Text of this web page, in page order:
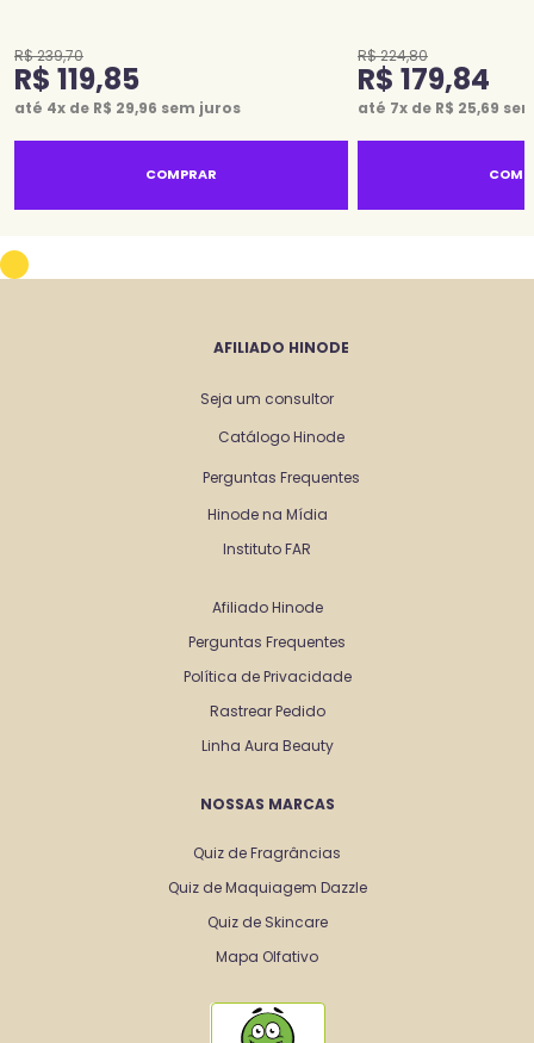
R$239,70
R$ 119,85
até 4x de R$ 29,96 sem juros
COMPRAR
R$224,80
R$ 179,84
até 7x de R$ 25,69
AFILIADO HINODE
Seja um consultor
Catálogo Hinode
Perguntas Frequentes
Hinode na Mídia
Instituto FAR
Afiliado Hinode
Perguntas Frequentes
Política de Privacidade
Rastrear Pedido
Linha Aura Beauty
NOSSAS MARCAS
Quiz de Fragrâncias
Quiz de Maquiagem Dazzle
Quiz de Skincare
Mapa Olfativo